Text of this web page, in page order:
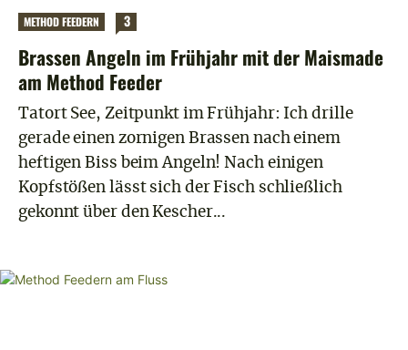
METHOD FEEDERN 3
Brassen Angeln im Frühjahr mit der Maismade
am Method Feeder
Tatort See, Zeitpunkt im Frühjahr: Ich drille
gerade einen zornigen Brassen nach einem
heftigen Biss beim Angeln! Nach einigen
Kopfstößen lässt sich der Fisch schließlich
gekonnt über den Kescher...